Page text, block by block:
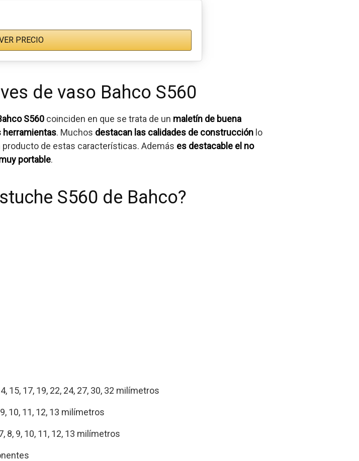
PRECIO
de vaso Bahco S560
S560 coinciden en que se trata de un maletín de buena
herramientas. Muchos destacan las calidades de construcción lo
producto de estas características. Además es destacable el no
portable.
S560 de Bahco?
15, 17, 19, 22, 24, 27, 30, 32 milímetros
10, 11, 12, 13 milímetros
8, 9, 10, 11, 12, 13 milímetros